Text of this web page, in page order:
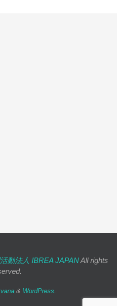
動法人 IBREA JAPANAll rights
& WordPress.